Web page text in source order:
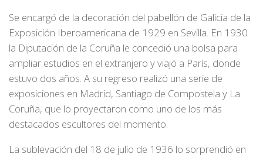
Se encargó de la decoración del pabellón de Galicia de la
Exposición Iberoamericana de 1929 en Sevilla. En 1930
la Diputación de la Coruña le concedió una bolsa para
ampliar estudios en el extranjero y viajó a París, donde
estuvo dos años. A su regreso realizó una serie de
exposiciones en Madrid, Santiago de Compostela y La
Coruña, que lo proyectaron como uno de los más
destacados escultores del momento.
La sublevación del 18 de julio de 1936 lo sorprendió en